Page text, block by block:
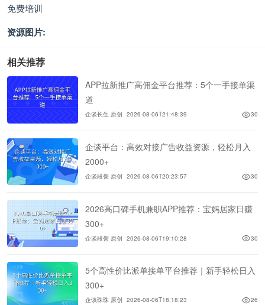
免费培训
资源图片:
相关推荐
APP拉新推广高佣金平台推荐：5个一手接单渠
道
企谈长生 原创 2026-08-06T21:48:39 30
企谈平台：高效对接广告收益资源，轻松月入
2000+
企谈段誉 原创 2026-08-06T20:23:57 30
2026高口碑手机兼职APP推荐：宝妈居家日赚
300+
企谈段誉 原创 2026-08-06T19:10:28 30
5个高性价比派单接单平台推荐｜新手轻松日入
300+
企谈珠珠 原创 2026-08-06T18:18:23 26